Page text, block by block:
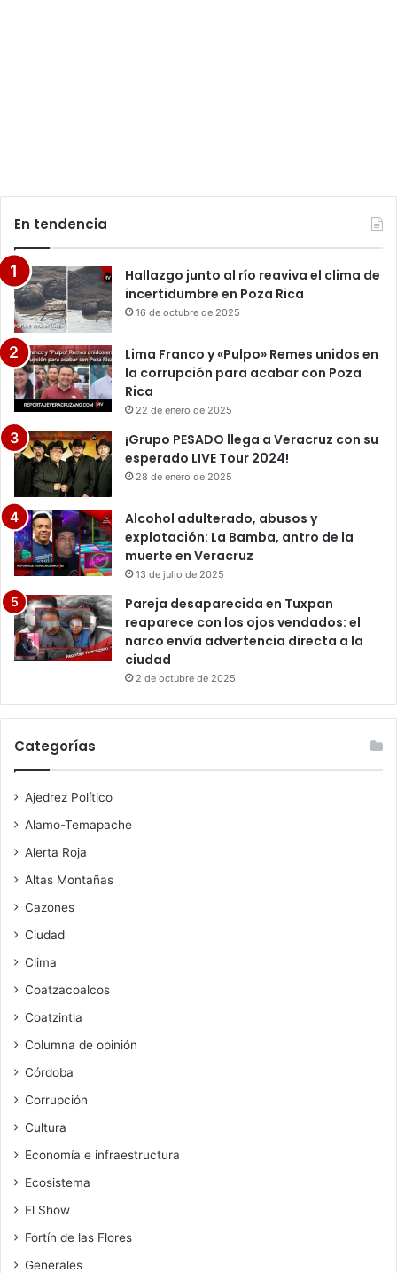
En tendencia
Hallazgo junto al río reaviva el clima de
incertidumbre en Poza Rica
16 de octubre de 2025
Lima Franco y «Pulpo» Remes unidos en
la corrupción para acabar con Poza
Rica
22 de enero de 2025
¡Grupo PESADO llega a Veracruz con su
esperado LIVE Tour 2024!
28 de enero de 2025
Alcohol adulterado, abusos y
explotación: La Bamba, antro de la
muerte en Veracruz
13 de julio de 2025
Pareja desaparecida en Tuxpan
reaparece con los ojos vendados: el
narco envía advertencia directa a la
ciudad
2 de octubre de 2025
Categorías
Ajedrez Político
Alamo-Temapache
Alerta Roja
Altas Montañas
Cazones
Ciudad
Clima
Coatzacoalcos
Coatzintla
Columna de opinión
Córdoba
Corrupción
Cultura
Economía e infraestructura
Ecosistema
El Show
Fortín de las Flores
Generales